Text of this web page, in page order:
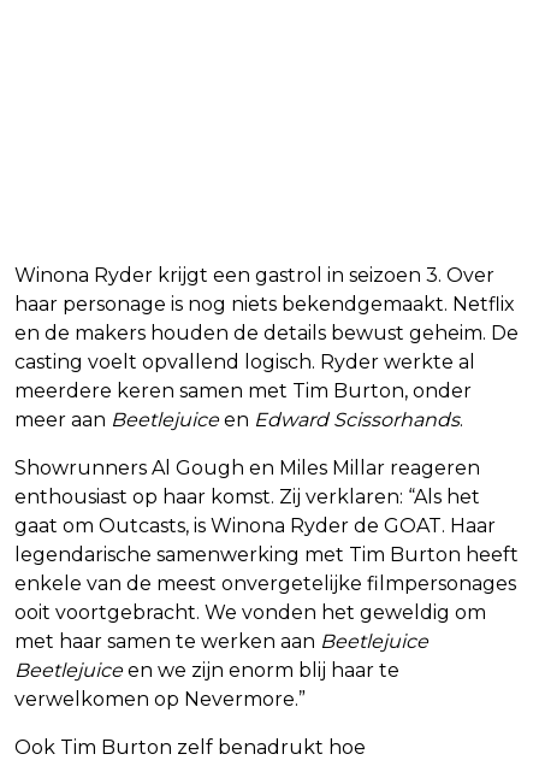
Winona Ryder krijgt een gastrol in seizoen 3. Over
haar personage is nog niets bekendgemaakt. Netflix
en de makers houden de details bewust geheim. De
casting voelt opvallend logisch. Ryder werkte al
meerdere keren samen met Tim Burton, onder
meer aan Beetlejuiceen Edward Scissorhands.
Showrunners Al Gough en Miles Millar reageren
enthousiast op haar komst. Zij verklaren: “Als het
gaat om Outcasts, is Winona Ryder de GOAT. Haar
legendarische samenwerking met Tim Burton heeft
enkele van de meest onvergetelijke filmpersonages
ooit voortgebracht. We vonden het geweldig om
met haar samen te werken aan Beetlejuice
Beetlejuiceen we zijn enorm blij haar te
verwelkomen op Nevermore.”
Ook Tim Burton zelf benadrukt hoe